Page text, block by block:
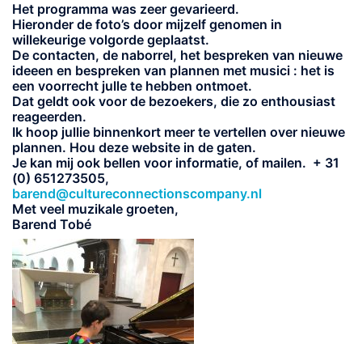
Het programma was zeer gevarieerd.
Hieronder de foto’s door mijzelf genomen in
willekeurige volgorde geplaatst.
De contacten, de naborrel, het bespreken van nieuwe
ideeen en bespreken van plannen met musici : het is
een voorrecht julle te hebben ontmoet.
Dat geldt ook voor de bezoekers, die zo enthousiast
reageerden.
Ik hoop jullie binnenkort meer te vertellen over nieuwe
plannen. Hou deze website in de gaten.
Je kan mij ook bellen voor informatie, of mailen. + 31
(0) 651273505,
barend@cultureconnectionscompany.nl
Met veel muzikale groeten,
Barend Tobé